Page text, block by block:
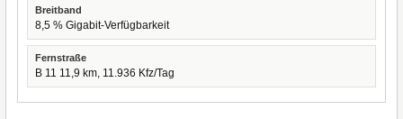
Breitband
8,5 % Gigabit-Verfügbarkeit
Fernstraße
B 11 11,9 km, 11.936 Kfz/Tag